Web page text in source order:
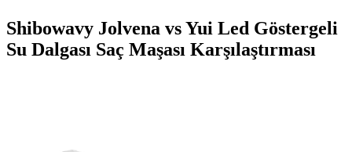
Shibowavy Jolvena vs Yui Led Göstergeli
Su Dalgası Saç Maşası Karşılaştırması